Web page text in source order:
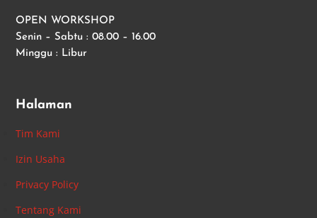
OPEN WORKSHOP
Senin – Sabtu : 08.00 – 16.00
Minggu : Libur
Halaman
Tim Kami
Izin Usaha
Privacy Policy
Tentang Kami